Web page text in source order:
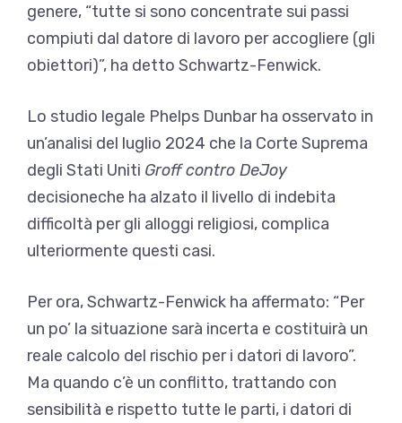
genere, “tutte si sono concentrate sui passi
compiuti dal datore di lavoro per accogliere (gli
obiettori)”, ha detto Schwartz-Fenwick.
Lo studio legale Phelps Dunbar ha osservato in
un’analisi del luglio 2024 che la Corte Suprema
degli Stati Uniti Groff contro DeJoy
decisioneche ha alzato il livello di indebita
difficoltà per gli alloggi religiosi, complica
ulteriormente questi casi.
Per ora, Schwartz-Fenwick ha affermato: “Per
un po’ la situazione sarà incerta e costituirà un
reale calcolo del rischio per i datori di lavoro”.
Ma quando c’è un conflitto, trattando con
sensibilità e rispetto tutte le parti, i datori di